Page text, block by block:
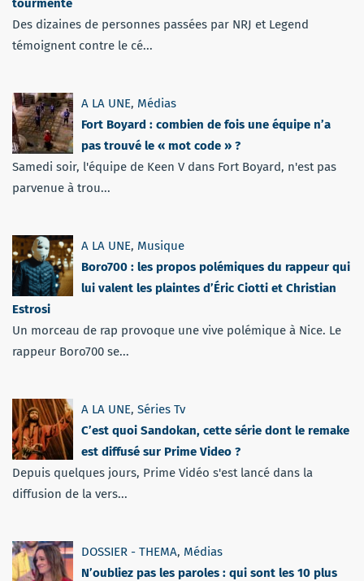
tourmente
Des dizaines de personnes passées par NRJ et Legend
témoignent contre le cé...
A LA UNE, Médias
Fort Boyard : combien de fois une équipe n’a
pas trouvé le « mot code » ?
Samedi soir, l'équipe de Keen V dans Fort Boyard, n'est pas
parvenue à trou...
A LA UNE, Musique
Boro700 : les propos polémiques du rappeur qui
lui valent les plaintes d’Éric Ciotti et Christian
Estrosi
Un morceau de rap provoque une vive polémique à Nice. Le
rappeur Boro700 se...
A LA UNE, Séries Tv
C’est quoi Sandokan, cette série dont le remake
est diffusé sur Prime Video ?
Depuis quelques jours, Prime Vidéo s'est lancé dans la
diffusion de la vers...
DOSSIER - THEMA, Médias
N’oubliez pas les paroles : qui sont les 10 plus